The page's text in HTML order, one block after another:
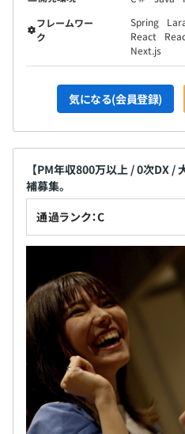
フレームワー
ク
Spring
React
Next.js
気になる(会員登録)
【PM年収800万以上 / 0次DX
補募集。
通過ランク：C